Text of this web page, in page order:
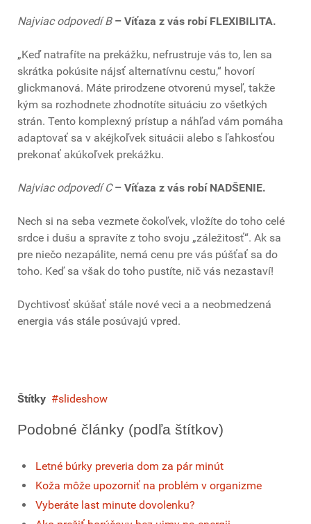
Najviac odpovedí B – Víťaza z vás robí FLEXIBILITA.
„Keď natrafíte na prekážku, nefrustruje vás to, len sa
skrátka pokúsite nájsť alternatívnu cestu,“ hovorí
glickmanová. Máte prirodzene otvorenú myseľ, takže
kým sa rozhodnete zhodnotíte situáciu zo všetkých
strán. Tento komplexný prístup a náhľad vám pomáha
adaptovať sa v akéjkoľvek situácii alebo s ľahkosťou
prekonať akúkoľvek prekážku.
Najviac odpovedí C – Víťaza z vás robí NADŠENIE.
Nech si na seba vezmete čokoľvek, vložíte do toho celé
srdce i dušu a spravíte z toho svoju „záležitosť“. Ak sa
pre niečo nezapálite, nemá cenu pre vás púšťať sa do
toho. Keď sa však do toho pustíte, nič vás nezastaví!
Dychtivosť skúšať stále nové veci a a neobmedzená
energia vás stále posúvajú vpred.
Štítky slideshow
Podobné články (podľa štítkov)
Letné búrky preveria dom za pár minút
Koža môže upozorniť na problém v organizme
Vyberáte last minute dovolenku?